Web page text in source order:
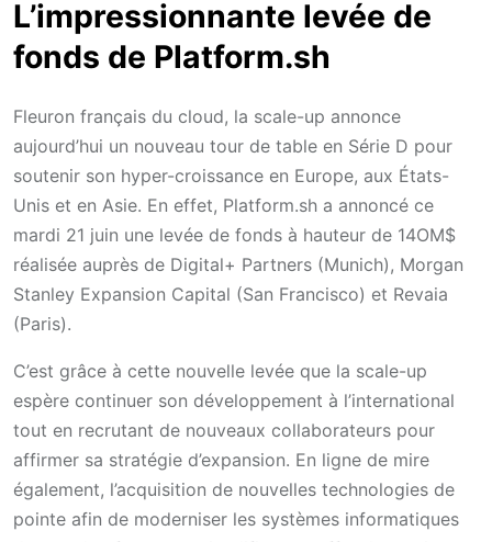
L’impressionnante levée de
fonds de Platform.sh
Fleuron français du cloud, la scale-up annonce
aujourd’hui un nouveau tour de table en Série D pour
soutenir son hyper-croissance en Europe, aux États-
Unis et en Asie. En effet, Platform.sh a annoncé ce
mardi 21 juin une levée de fonds à hauteur de 14OM$
réalisée auprès de Digital+ Partners (Munich), Morgan
Stanley Expansion Capital (San Francisco) et Revaia
(Paris).
C’est grâce à cette nouvelle levée que la scale-up
espère continuer son développement à l’international
tout en recrutant de nouveaux collaborateurs pour
affirmer sa stratégie d’expansion. En ligne de mire
également, l’acquisition de nouvelles technologies de
pointe afin de moderniser les systèmes informatiques